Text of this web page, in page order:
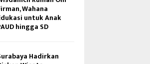
Wahana
untuk Anak
hingga SD
Hadirkan